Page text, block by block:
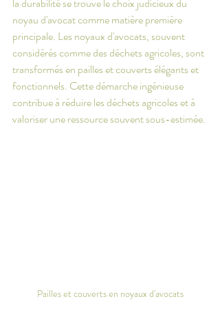
noyau d'avocat comme matière première
principale. Les noyaux d'avocats, souvent
considérés comme des déchets agricoles, sont
transformés en pailles et couverts élégants et
fonctionnels. Cette démarche ingénieuse
contribue à réduire les déchets agricoles et à
valoriser une ressource souvent sous-estimée.
Pailles et couverts en noyaux d'avocats